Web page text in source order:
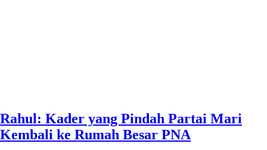
Rahul: Kader yang Pindah Partai Mari
Kembali ke Rumah Besar PNA